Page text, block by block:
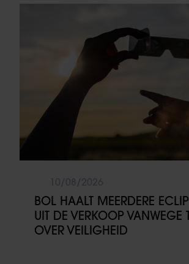
BOL HAALT MEERDERE
UIT DE VERKOOP VANWEGE
OVER VEILIGHEID